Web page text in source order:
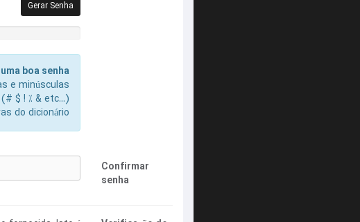
Gerar Senha
uma Senha
boa senha
e minúsculas
$ ! % & etc...)
do dicionário
Confirmar
senha